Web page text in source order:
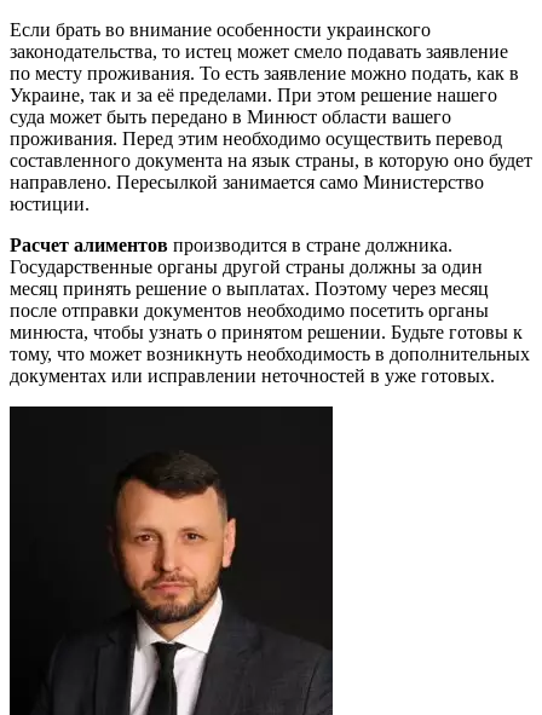
Если брать во внимание особенности украинского
законодательства, то истец может смело подавать заявление
по месту проживания. То есть заявление можно подать, как в
Украине, так и за её пределами. При этом решение нашего
суда может быть передано в Минюст области вашего
проживания. Перед этим необходимо осуществить перевод
составленного документа на язык страны, в которую оно будет
направлено. Пересылкой занимается само Министерство
юстиции.
Расчет алиментов производится в стране должника.
Государственные органы другой страны должны за один
месяц принять решение о выплатах. Поэтому через месяц
после отправки документов необходимо посетить органы
минюста, чтобы узнать о принятом решении. Будьте готовы к
тому, что может возникнуть необходимость в дополнительных
документах или исправлении неточностей в уже готовых.